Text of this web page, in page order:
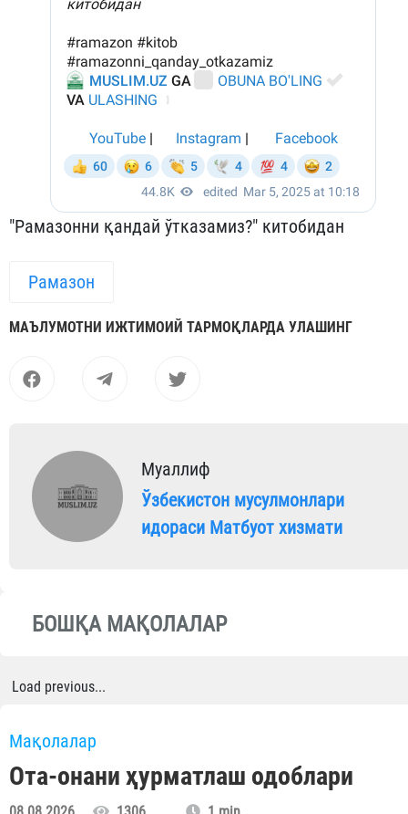
"Рамазонни қандай ўтказамиз?" китобидан
Рамазон
МАЪЛУМОТНИ ИЖТИМОИЙ ТАРМОҚЛАРДА УЛАШИНГ
Муаллиф
Ўзбекистон мусулмонлари
идораси Матбуот хизмати
БОШҚА МАҚОЛАЛАР
Load previous...
Мақолалар
Ота-онани ҳурматлаш одоблари